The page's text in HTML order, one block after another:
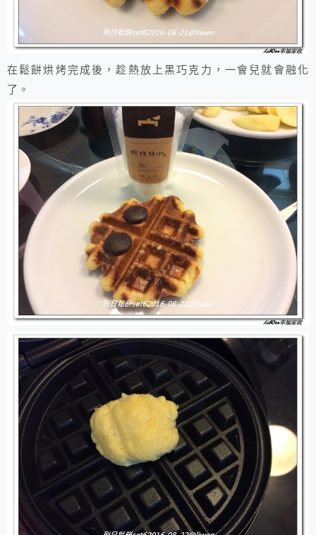
在鬆餅烘烤完成後，趁熱放上黑巧克力，一會兒就會融化
了。